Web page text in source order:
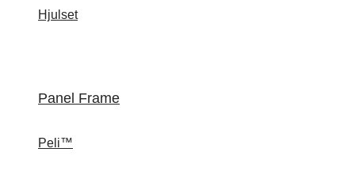
Hjulset
Panel Frame
Peli™